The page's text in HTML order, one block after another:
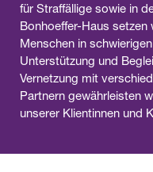
für Straffällige sowie in
Bonhoeffer-Haus setzen
Menschen in
Unterstützung und
Vernetzung mit
Partnern gewährleisten
unserer Klientinnen und